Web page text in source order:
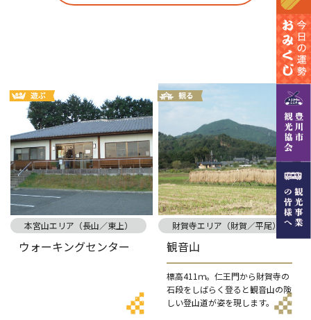
本宮山エリア（長山／東上）
ウォーキングセンター
財賀寺エリア（財賀／平尾）
観音山
標高411ｍ。仁王門から財賀寺の
石段をしばらく登ると観音山の険
しい登山道が姿を現します。